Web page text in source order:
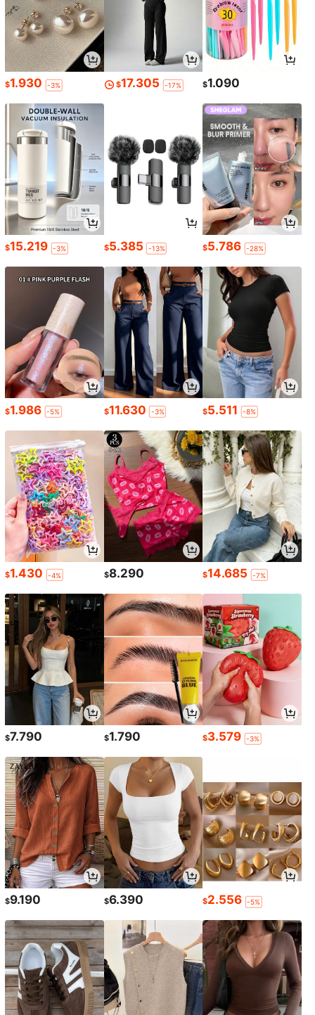
$1.930 -3% $17.305 -17% $1.090
$15.219 -3% $5.385 -13% $5.786 -28%
$1.986 -5% $11.630 -3% $5.511 -8%
$1.430 -4% $8.290 $14.685 -7%
$7.790 $1.790 $3.579 -3%
$9.190 $6.390 $2.556 -5%